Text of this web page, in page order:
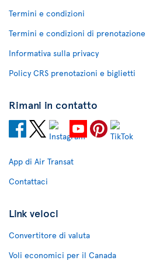
Termini e condizioni
Termini e condizioni di prenotazione
Informativa sulla privacy
Policy CRS prenotazioni e biglietti
Rimani in contatto
App di Air Transat
Contattaci
Link veloci
Convertitore di valuta
Voli economici per il Canada